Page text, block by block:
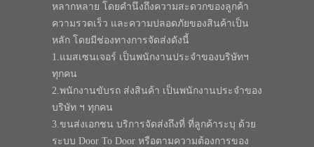
หลากหลาย โดยคำนึงถึงความสะดวกของลูกค้า
ความรวดเร็ว และความปลอดภัยของสินค้าเป็น
หลัก โดยมีช่องทางการจัดส่งดังนี้
1.แมสเซนเจอร์ เป็นพนักงานประจำของบริษัทฯ
ทุกคน
2.พนักงานขับรถ ส่งสินค้า เป็นพนักงานประจำของ
บริษัท ฯ ทุกคน
3.ขนส่งเอกชน บริการจัดส่งถึงที่ ที่ลูกค้าระบุ ด้วย
ระบบ Door To Door หรือตามความต้องการของ